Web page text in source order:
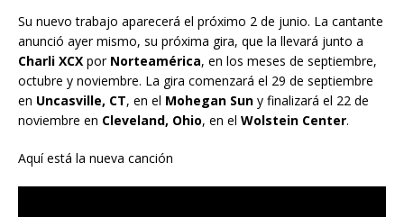
Su nuevo trabajo aparecerá el próximo 2 de junio. La cantante
anunció ayer mismo, su próxima gira, que la llevará junto a
Charli XCX por Norteamérica, en los meses de septiembre,
octubre y noviembre. La gira comenzará el 29 de septiembre
en Uncasville, CT, en el Mohegan Sun y finalizará el 22 de
noviembre en Cleveland, Ohio, en el Wolstein Center.
Aquí está la nueva canción